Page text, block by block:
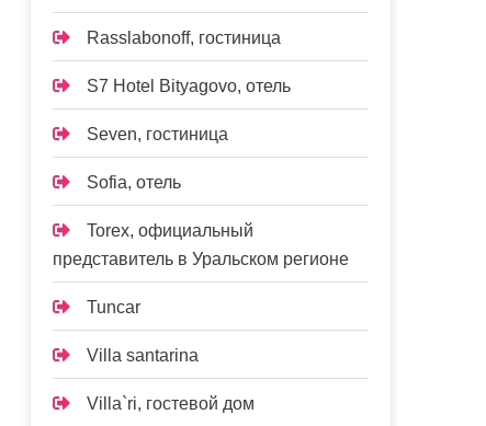
Rasslabonoff, гостиница
S7 Hotel Bityagovo, отель
Seven, гостиница
Sofia, отель
Torex, официальный
представитель в Уральском регионе
Tuncar
Villa santarina
Villa`ri, гостевой дом